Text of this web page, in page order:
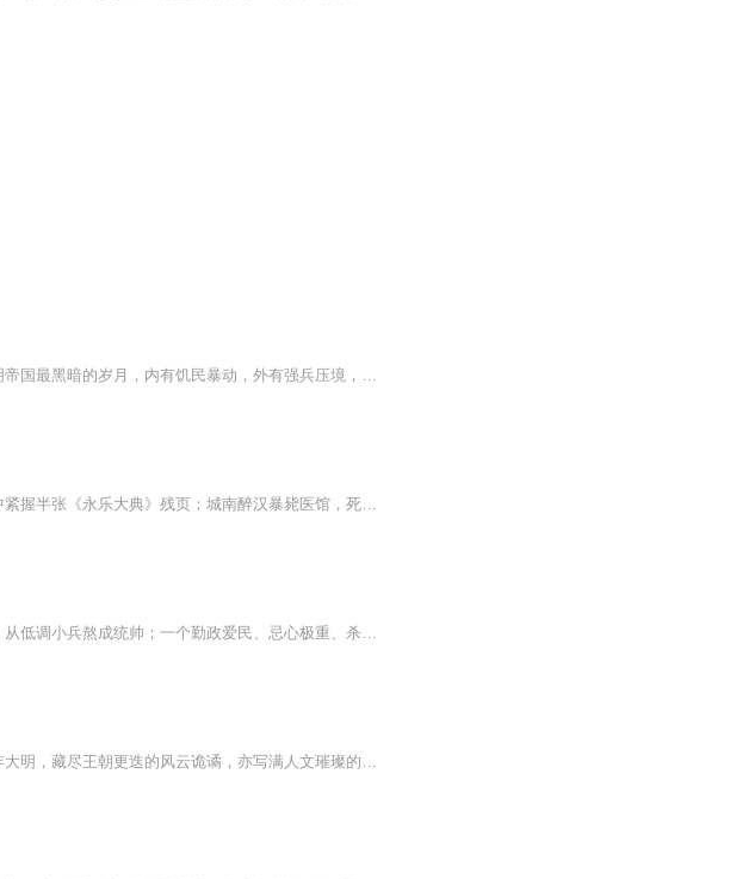
【内容简介】一个精通造假工艺大师穿越到崇祯二年，这是大明帝国最黑暗的岁月，内有饥民暴动，外有强兵压境，看一个小人物，怎样依靠自己的一双手，在乱世中挣扎、生存，最后成为一个名震天下大明枭雄！ 【作者/主播简介】作者：炮兵，网络小说作家。主播...
大明永乐年间，京城暗流涌动。新科进士离奇跪毙国子监，手中紧握半张《永乐大典》残页；城南醉汉暴毙医馆，死前呓语“靖难”“建文”，颈现九宫血符；贡院科举风云突变，毒茶暗藏，考生接连七窍流血而亡……一切，皆指向一桩被掩盖数十年的禁忌旧案——洪...
乞丐逆袭当皇帝，一个历经艰辛磨难、乞讨度日的底层小流氓；从低调小兵熬成统帅；一个勤政爱民、忌心极重、杀戮成性成就大明朱元璋的多面人生。作为逆袭的典范，揭秘明朝那些事儿....
从洪武大帝定鼎天下的豪迈，到崇祯帝煤山自缢的悲怆，三百年大明，藏尽王朝更迭的风云诡谲，亦写满人文璀璨的传世篇章。《大明那些年-明鉴千秋》以通俗叙事叩开朱墙宫门，于岁月烟尘中打捞鲜活过往。这里有郑和下西洋的碧波壮歌，有王阳明心学的思想回响；...